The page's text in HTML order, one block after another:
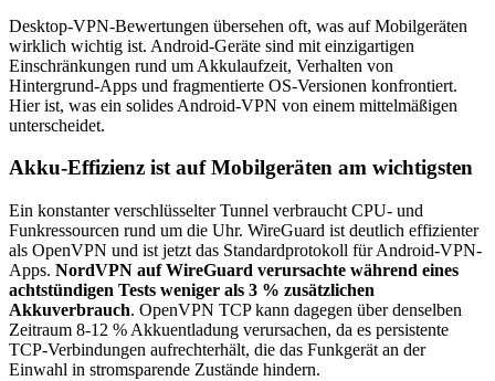
Desktop-VPN-Bewertungen übersehen oft, was auf Mobilgeräten
wirklich wichtig ist. Android-Geräte sind mit einzigartigen
Einschränkungen rund um Akkulaufzeit, Verhalten von
Hintergrund-Apps und fragmentierte OS-Versionen konfrontiert.
Hier ist, was ein solides Android-VPN von einem mittelmäßigen
unterscheidet.
Akku-Effizienz ist auf Mobilgeräten am wichtigsten
Ein konstanter verschlüsselter Tunnel verbraucht CPU- und
Funkressourcen rund um die Uhr. WireGuard ist deutlich effizienter
als OpenVPN und ist jetzt das Standardprotokoll für Android-VPN-
Apps. NordVPN auf WireGuard verursachte während eines
achtstündigen Tests weniger als 3 % zusätzlichen
Akkuverbrauch. OpenVPN TCP kann dagegen über denselben
Zeitraum 8-12 % Akkuentladung verursachen, da es persistente
TCP-Verbindungen aufrechterhält, die das Funkgerät an der
Einwahl in stromsparende Zustände hindern.